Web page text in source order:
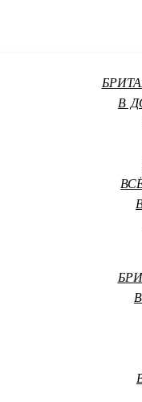
В